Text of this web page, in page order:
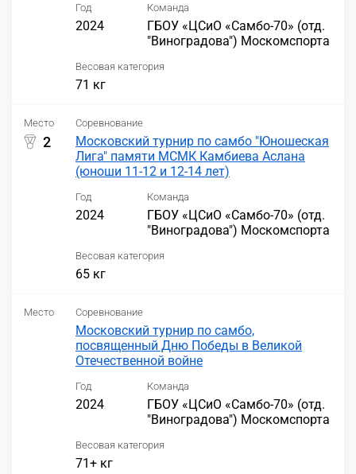
Год
2024
Команда
ГБОУ «ЦСиО «Самбо-70» (отд.
"Виноградова") Москомспорта
Весовая категория
71 кг
Место
2
Соревнование
Московский турнир по самбо "Юношеская
Лига" памяти МСМК Камбиева Аслана
(юноши 11-12 и 12-14 лет)
Год
2024
Команда
ГБОУ «ЦСиО «Самбо-70» (отд.
"Виноградова") Москомспорта
Весовая категория
65 кг
Место Соревнование
Московский турнир по самбо,
посвященный Дню Победы в Великой
Отечественной войне
Год
2024
Команда
ГБОУ «ЦСиО «Самбо-70» (отд.
"Виноградова") Москомспорта
Весовая категория
71+ кг